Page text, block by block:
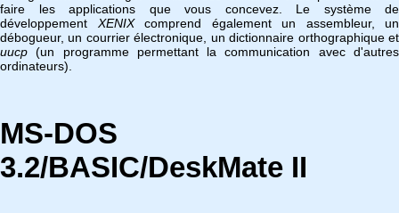
faire les applications que vous concevez. Le système de
développement XENIXcomprend également un assembleur, un
débogueur, un courrier électronique, un dictionnaire orthographique et
uucp (un programme permettant la communication avec d'autres
ordinateurs).
MS-DOS
3.2/BASIC/DeskMate II